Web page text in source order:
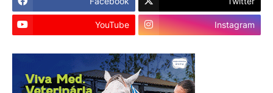
YouTube Instagram